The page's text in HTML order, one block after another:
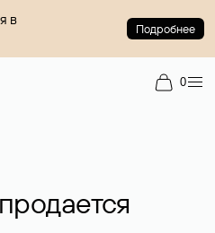
в
Подробнее
0